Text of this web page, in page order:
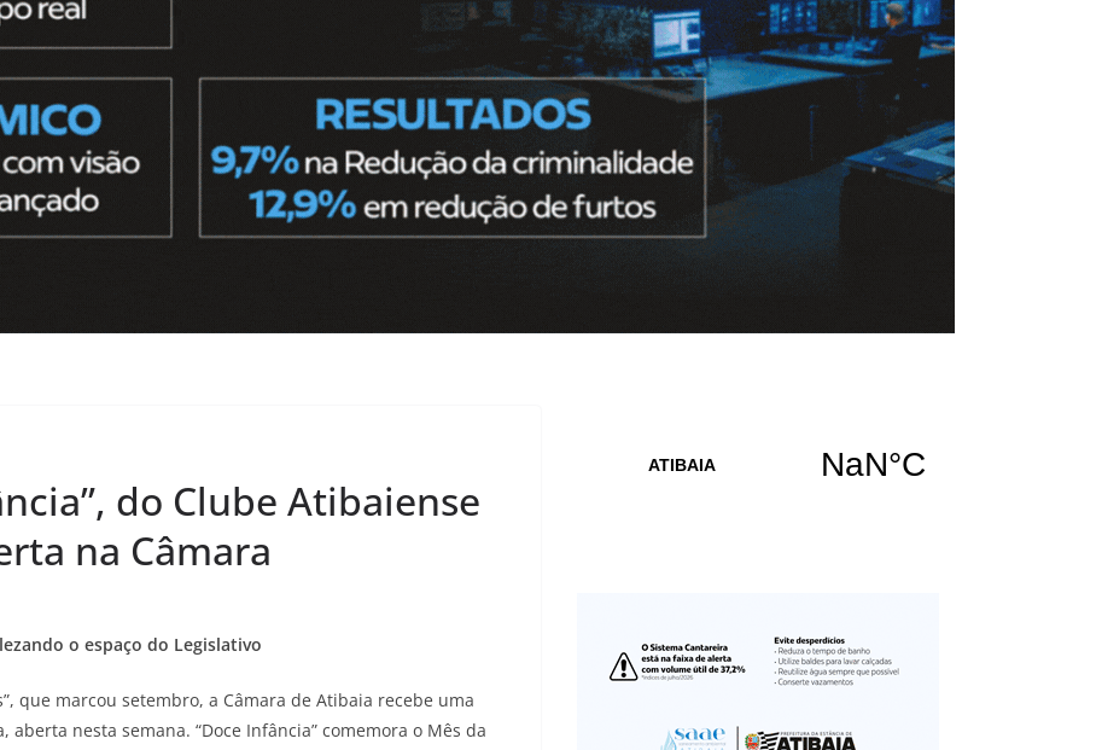
do Clube Atibaiense
na Câmara
o espaço do Legislativo
que marcou setembro, a Câmara de Atibaia recebe uma
nesta semana. “Doce Infância” comemora o Mês da